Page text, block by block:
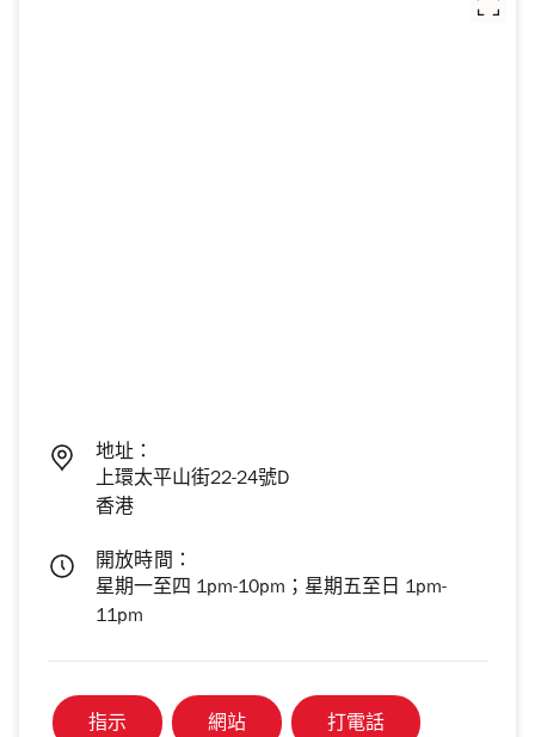
地址：
上環太平山街22-24號D
香港
開放時間：
星期一至四 1pm-10pm；星期五至日 1pm-
11pm
指示 網站 打電話